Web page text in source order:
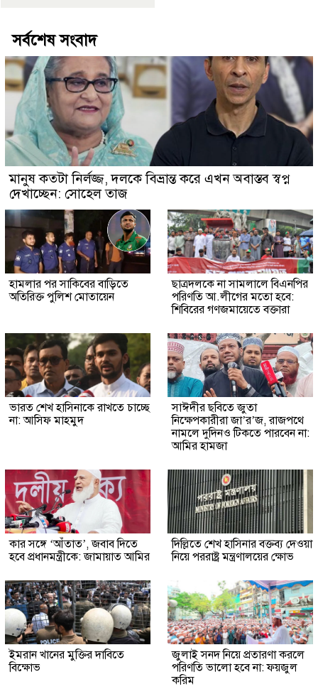
সর্বশেষ সংবাদ
মানুষ কতটা নির্লজ্জ, দলকে বিভ্রান্ত করে এখন অবাস্তব স্বপ্ন
দেখাচ্ছেন: সোহেল তাজ
হামলার পর সাকিবের বাড়িতে
অতিরিক্ত পুলিশ মোতায়েন
ছাত্রদলকে না সামলালে বিএনপির
পরিণতি আ.লীগের মতো হবে:
শিবিরের গণজমায়েতে বক্তারা
ভারত শেখ হাসিনাকে রাখতে চাচ্ছে
না: আসিফ মাহমুদ
সাঈদীর ছবিতে জুতা
নিক্ষেপকারীরা জা’র’জ, রাজপথে
নামলে দুদিনও টিকতে পারবেন না:
আমির হামজা
কার সঙ্গে ‘আঁতাত’, জবাব দিতে
হবে প্রধানমন্ত্রীকে: জামায়াত আমির
দিল্লিতে শেখ হাসিনার বক্তব্য দেওয়া
নিয়ে পররাষ্ট্র মন্ত্রণালয়ের ক্ষোভ
ইমরান খানের মুক্তির দাবিতে
বিক্ষোভ
জুলাই সনদ নিয়ে প্রতারণা করলে
পরিণতি ভালো হবে না: ফয়জুল
করিম